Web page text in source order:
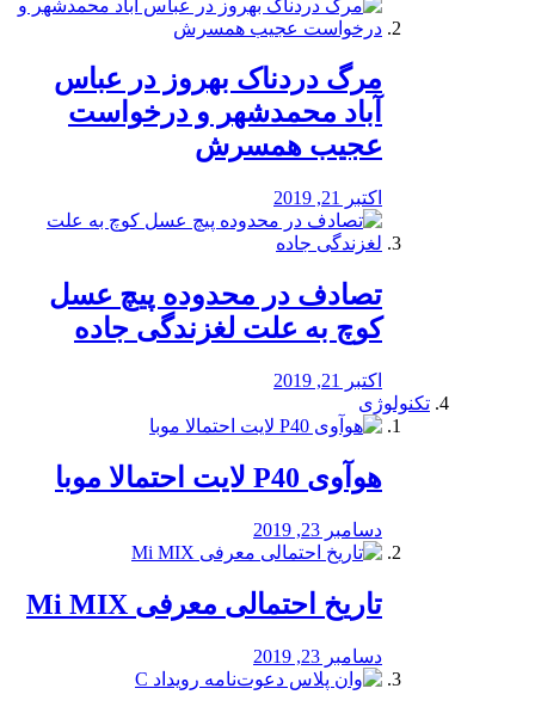
مرگ دردناک بهروز در عباس
آباد محمدشهر و درخواست
عجیب همسرش
اکتبر 21, 2019
تصادف در محدوده پیچ عسل
کوچ به علت لغزندگی جاده
اکتبر 21, 2019
تکنولوژی
هوآوی P40 لایت احتمالا موبا
دسامبر 23, 2019
تاریخ احتمالی معرفی Mi MIX
دسامبر 23, 2019